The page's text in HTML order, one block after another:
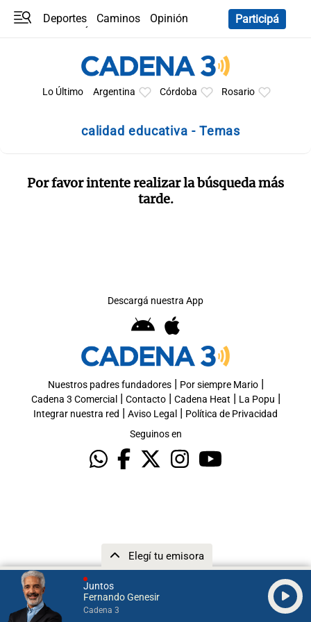
Juntos
Fernando Genesir
Cadena 3
Elegí tu emisora
Deportes Caminos
Opinión
Participá
Lo Último Argentina Córdoba Rosario
calidad educativa - Temas
Por favor intente realizar la búsqueda más
tarde.
Descargá nuestra App
Nuestros padres fundadores| Por siempre Mario|
Cadena 3 Comercial | Contacto| Cadena Heat | La Popu |
Integrar nuestra red | Aviso Legal | Política de Privacidad
Seguinos en